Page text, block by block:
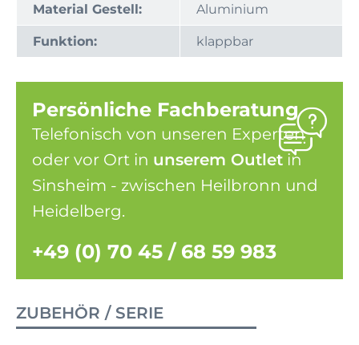
Material Gestell: Aluminium
Funktion: klappbar
Persönliche Fachberatung
Telefonisch von unseren Experten
oder vor Ort in unserem Outlet in
Sinsheim - zwischen Heilbronn und
Heidelberg.
+49 (0) 70 45 / 68 59 983
ZUBEHÖR / SERIE